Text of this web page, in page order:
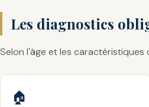
Les diagnostics
Selon l'âge et les
🏠